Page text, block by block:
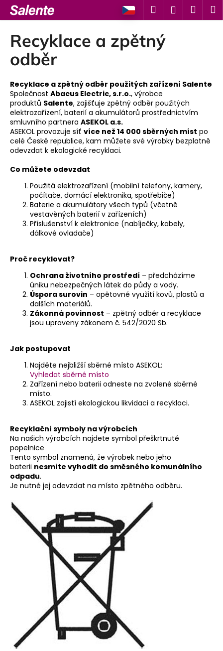
Přejít
obsah
Hledat
Recyklace a zpětný
odběr
Recyklace a zpětný odběr použitých zařízení Salente
Společnost Abacus Electric, s.r.o., výrobce
produktů Salente, zajišťuje zpětný odběr použitých
elektrozařízení, baterií a akumulátorů prostřednictvím
smluvního partnera ASEKOL a.s.
ASEKOL provozuje síť více než 14 000 sběrných míst po
celé České republice, kam můžete své výrobky bezplatně
odevzdat k ekologické recyklaci.
Co můžete odevzdat
Použitá elektrozařízení (mobilní telefony, kamery,
počítače, domácí elektronika, spotřebiče)
Baterie a akumulátory všech typů (včetně
vestavěných baterií v zařízeních)
Příslušenství k elektronice (nabíječky, kabely,
dálkové ovladače)
Proč recyklovat?
Ochrana životního prostředí – předcházíme
úniku nebezpečných látek do půdy a vody.
Úspora surovin – opětovné využití kovů, plastů a
dalších materiálů.
Zákonná povinnost – zpětný odběr a recyklace
jsou upraveny zákonem č. 542/2020 Sb.
Jak postupovat
Najděte nejbližší sběrné místo ASEKOL:
Vyhledat sběrné místo
Zařízení nebo baterii odneste na zvolené sběrné
místo.
ASEKOL zajistí ekologickou likvidaci a recyklaci.
Recyklační symboly na výrobcích
Na našich výrobcích najdete symbol přeškrtnuté
popelnice
Tento symbol znamená, že výrobek nebo jeho
baterii nesmíte vyhodit do směsného komunálního
odpadu.
Je nutné jej odevzdat na místo zpětného odběru.
o
Zpět
Zpět
C
o
p
o
t
ř
e
b
j
í